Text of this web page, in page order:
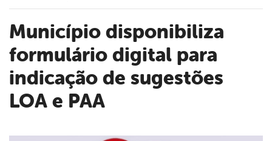
Município disponibiliza
formulário digital para
indicação de sugestões
LOA e PAA